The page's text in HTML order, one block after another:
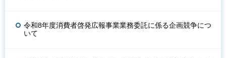
令和8年度消費者啓発広報事業業務委託に係る企画競争につ
いて